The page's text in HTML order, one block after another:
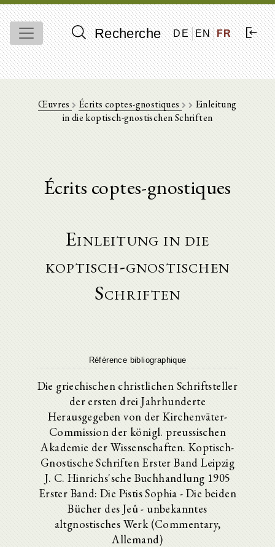
Recherche DE EN FR
Œuvres Écrits coptes-gnostiques
Einleitung
in die koptisch-gnostischen Schriften
Écrits coptes-gnostiques
Einleitung in die
koptisch-gnostischen
Schriften
Référence bibliographique
Die griechischen christlichen Schriftsteller
der ersten drei Jahrhunderte
Herausgegeben von der Kirchenväter-
Commission der königl. preussischen
Akademie der Wissenschaften. Koptisch-
Gnostische Schriften Erster Band Leipzig
J. C. Hinrichs'sche Buchhandlung 1905
Erster Band: Die Pistis Sophia - Die beiden
Bücher des Jeû - unbekanntes
altgnostisches Werk (Commentary,
Allemand)